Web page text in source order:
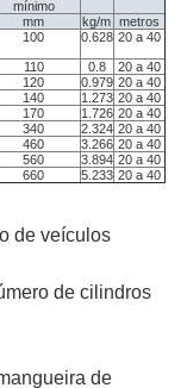
mínimo
mm kg/m metros
100 0.628 20 a 40
110 0.8
20 a 40
120 0.979 20 a 40
140 1.273 20 a 40
170 1.726 20 a 40
340 2.324 20 a 40
460 3.266 20 a 40
560 3.894 20 a 40
660 5.233 20 a 40
de veículos
de cilindros
de